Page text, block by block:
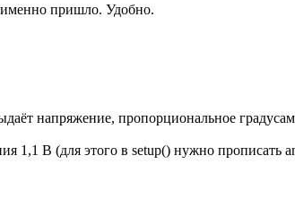
пришло. Удобно.
напряжение, пропорциональное
1,1 В (для этого в setup() нужно прописать